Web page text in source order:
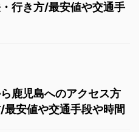
行き方/最安値や交通手
鹿児島へのアクセス方
最安値や交通手段や時間